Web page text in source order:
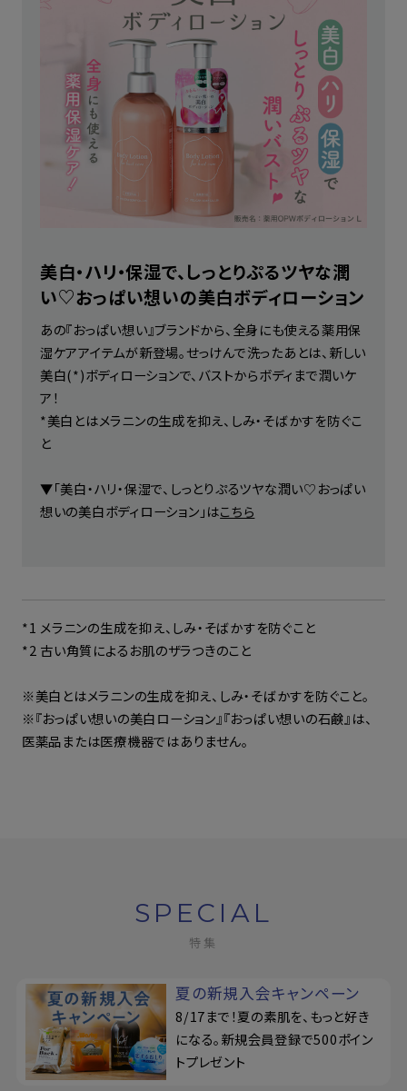
美白・ハリ・保湿で、しっとりぷるツヤな潤
い♡おっぱい想いの美白ボディローション
あの『おっぱい想い』ブランドから、全身にも使える薬用保
湿ケアアイテムが新登場。せっけんで洗ったあとは、新しい
美白(*)ボディローションで、バストからボディまで潤いケ
ア！
*美白とはメラニンの生成を抑え、しみ・そばかすを防ぐこ
と
▼「美白・ハリ・保湿で、しっとりぷるツヤな潤い♡おっぱい
想いの美白ボディローション」はこちら
*1 メラニンの生成を抑え、しみ・そばかすを防ぐこと
*2 古い角質によるお肌のザラつきのこと
※美白とはメラニンの生成を抑え、しみ・そばかすを防ぐこと。
※『おっぱい想いの美白ローション』『おっぱい想いの石鹸』は、
医薬品または医療機器ではありません。
SPECIAL
特集
夏の新規入会キャンペーン
8/17まで！夏の素肌を、もっと好き
になる。新規会員登録で500ポイン
トプレゼント